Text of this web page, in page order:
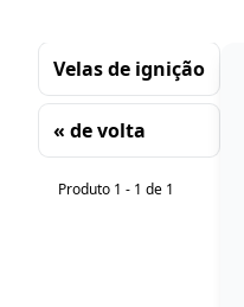
Velas de ignição
« de volta
Classificando
Produto 1 - 1 de 1